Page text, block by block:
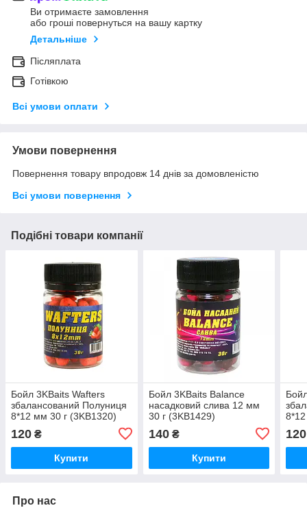
Ви отримаєте замовлення
або гроші повернуться на вашу картку
Детальніше
Післяплата
Готівкою
Всі умови оплати
Умови повернення
Повернення товару впродовж 14 днів за домовленістю
Всі умови повернення
Подібні товари компанії
Бойл 3KBaits Wafters
збалансований Полуниця
8*12 мм 30 г (3KB1320)
120 ₴
Купити
Бойл 3KBaits Balance
насадковий слива 12 мм
30 г (3KB1429)
140₴
Купити
120
Про нас